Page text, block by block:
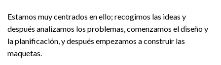
Estamos muy centrados en ello; recogimos las ideas y
después analizamos los problemas, comenzamos el diseño y
la planificación, y después empezamos a construir las
maquetas.